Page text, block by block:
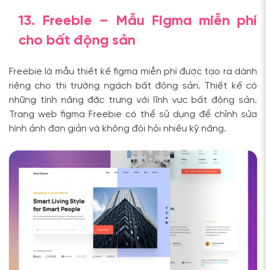
13. Freebie – Mẫu Figma miễn phí
cho bất động sản
Freebie là mẫu thiết kế figma miễn phí được tạo ra dành
riêng cho thị trường ngách bất động sản. Thiết kế có
những tính năng đặc trưng với lĩnh vực bất động sản.
Trang web figma Freebie có thể sử dụng để chỉnh sửa
hình ảnh đơn giản và không đòi hỏi nhiều kỹ năng.